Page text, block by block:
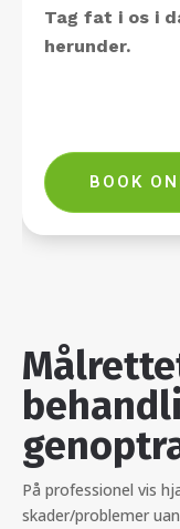
Tag fat i os i
herunder.
BOOK
På professionel vis
skader/problemer